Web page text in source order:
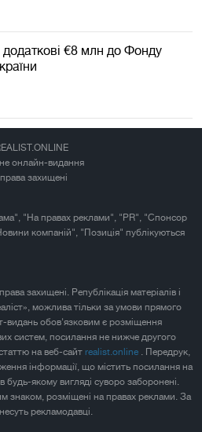
€8 млн до Фонду
онлайн-видання
права захищені
"На правах реклами", "PR", "Спонсор
компаній", "Позиція" публікуються
захищені. Републікація матеріалів і
можлива тільки за умови прямого
видань обов'язковим є розміщення
систем, посилання не нижче другого
на веб-сайт realist.online . Передрук,
інформації, що містить посилання на
будь-якому вигляді суворо заборонені.
знаком, розміщені на правах реклами. За
рекламодавці.